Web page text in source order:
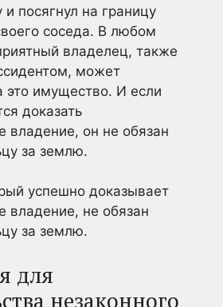
и посягнул на границу
соседа. В любом
владелец, также
может
это имущество. И если
доказать
владение, он не обязан
за землю.
успешно доказывает
владение, не обязан
за землю.
для
незаконного